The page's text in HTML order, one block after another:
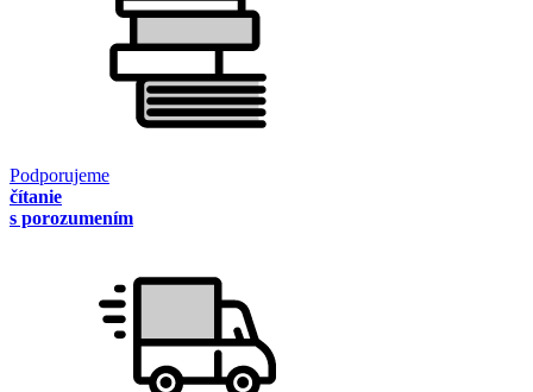
Podporujeme
čítanie
s porozumením